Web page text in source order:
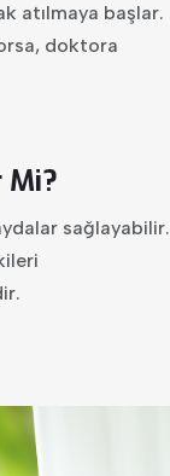
atılmaya başlar.
doktora
Mi?
sağlayabilir.